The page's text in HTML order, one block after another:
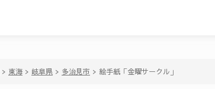
> 東海 > 岐阜県 > 多治見市 > 絵手紙「金曜サークル」